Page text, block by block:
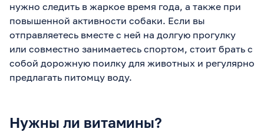
нужно следить в жаркое время года, а также при
повышенной активности собаки. Если вы
отправляетесь вместе с ней на долгую прогулку
или совместно занимаетесь спортом, стоит брать с
собой дорожную поилку для животных и регулярно
предлагать питомцу воду.
Нужны ли витамины?